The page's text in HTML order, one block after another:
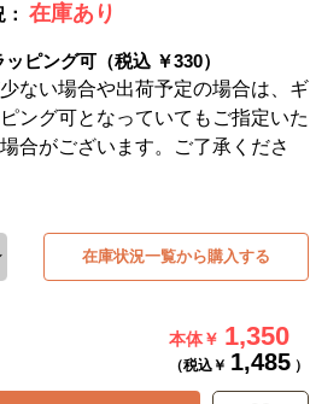
在庫あり
ピング可（税込 ￥330）
ない場合や出荷予定の場合は、ギ
ング可となっていてもご指定いた
合がございます。ご了承くださ
在庫状況一覧から購入する
本体￥ 1,350
（税込￥ 1,485 ）